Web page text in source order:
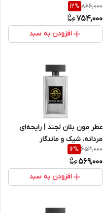
866,000
12%
754,000
افزودن به سبد
عطر مون بلان لجند | رایحه‌ای
مردانه، شیک و ماندگار
653,000
12%
569,000
افزودن به سبد